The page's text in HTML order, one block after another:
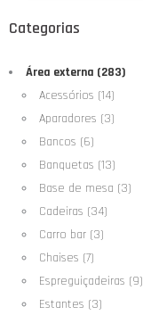
Categorias
Área externa (283)
Acessórios (14)
Aparadores (3)
Bancos (6)
Banquetas (13)
Base de mesa (3)
Cadeiras (34)
Carro bar (3)
Chaises (7)
Espreguiçadeiras (9)
Estantes (3)